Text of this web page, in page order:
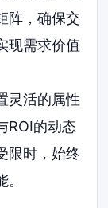
阵，确保交
现需求价值
灵活的属性
ROI的动态
限时，始终